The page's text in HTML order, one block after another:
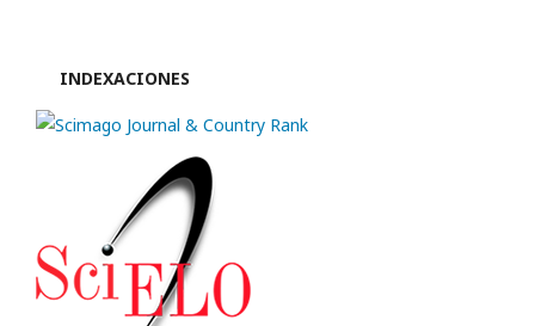
INDEXACIONES